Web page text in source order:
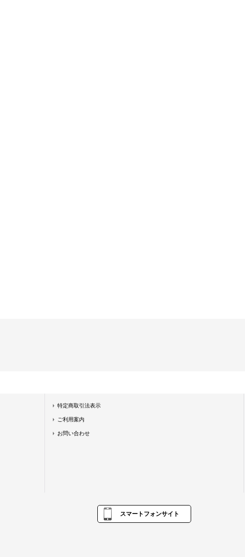
特定商取引法表示
ご利用案内
お問い合わせ
スマートフォンサイト